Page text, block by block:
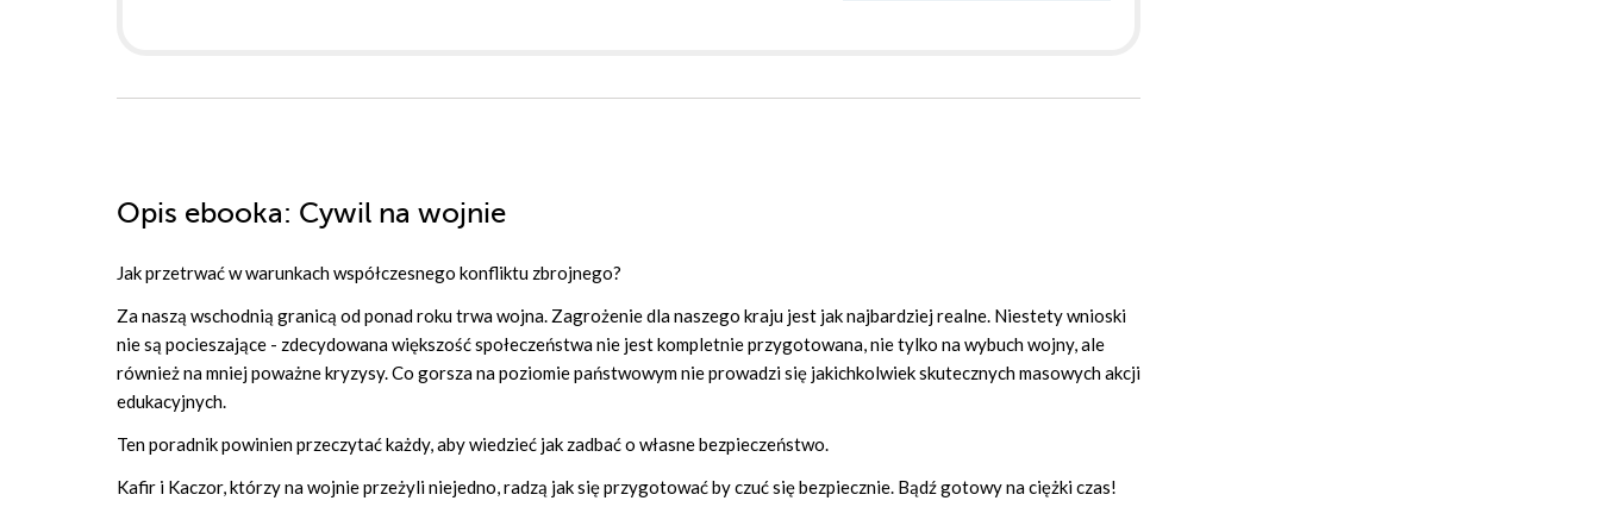
Opis ebooka: Cywil na wojnie
Jak przetrwać w warunkach współczesnego konfliktu zbrojnego?
Za naszą wschodnią granicą od ponad roku trwa wojna. Zagrożenie dla naszego kraju jest jak najbardziej realne. Niestety wnioski
nie są pocieszające - zdecydowana większość społeczeństwa nie jest kompletnie przygotowana, nie tylko na wybuch wojny, ale
również na mniej poważne kryzysy. Co gorsza na poziomie państwowym nie prowadzi się jakichkolwiek skutecznych masowych akcji
edukacyjnych.
Ten poradnik powinien przeczytać każdy, aby wiedzieć jak zadbać o własne bezpieczeństwo.
Kafir i Kaczor, którzy na wojnie przeżyli niejedno, radzą jak się przygotować by czuć się bezpiecznie. Bądź gotowy na ciężki czas!